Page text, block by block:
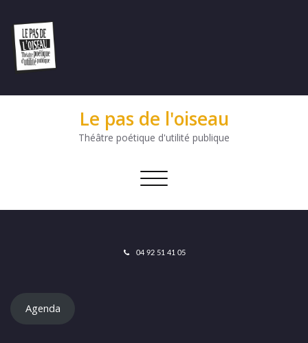
Le pas de l'oiseau
Théâtre poétique d'utilité publique
Afficher/masquer
navigation
04 92 51 41 05
Agenda